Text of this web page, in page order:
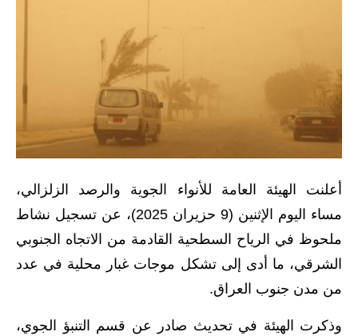
قطع الاراضي
اخبار العراق
الاخبار السياسية
الاخبار الامنية
الاخبار الاقتصادية
الاخبار الرياضية
المدارس
أعلنت الهيئة العامة للأنواء الجوية والرصد الزلزالي،
مساء اليوم الإثنين (9 حزيران 2025)، عن تسجيل نشاط
ملحوظ في الرياح السطحية القادمة من الاتجاه الجنوبي
الشرقي، ما أدى إلى تشكل موجات غبار محلية في عدد
من مدن جنوب العراق.
وذكرت الهيئة في تحديث صادر عن قسم التنبؤ الجوي،